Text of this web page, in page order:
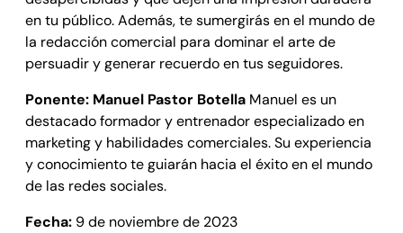
en tu público. Además, te sumergirás en el mundo de
la redacción comercial para dominar el arte de
persuadir y generar recuerdo en tus seguidores.
Ponente: Manuel Pastor Botella Manuel es un
destacado formador y entrenador especializado en
marketing y habilidades comerciales. Su experiencia
y conocimiento te guiarán hacia el éxito en el mundo
de las redes sociales.
Fecha: 9 de noviembre de 2023